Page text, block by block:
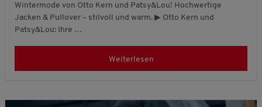
Wintermode von Otto Kern und Patsy&Lou! Hochwertige
Jacken & Pullover – stilvoll und warm. ▶ Otto Kern und
Patsy&Lou: Ihre …
Weiterlesen